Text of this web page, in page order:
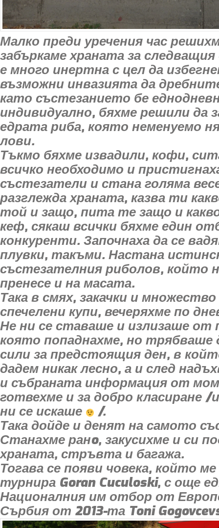
Малко преди уречения час
забъркаме храната за
е много инертна с цел да
възможни инвазията да
като състезанието бе
индивидуално, бяхме решили да
едрата риба, която неменуемо
лови.
Тъкмо бяхме извадили, кофи,
всичко необходимо и
състезатели и стана голяма
разглежда храната, казва ти
той и защо, пита те защо и
кеф, сякаш всички бяхме един
конкуренти. Започнаха да се
плувки, такъми. Настана
състезателния риболов, който
пренесе и на масата.
Така в смях, закачки и
спечелени купи, вечеряхме по
Не ни се ставаше и излизаше от
която попаднахме, но трябваше
сили за предстоящия ден, в
дадем никак лесно, а и след
и събраната информация от
готвехме и за добро класиране /
ни се искаше
/.
Така дойде и денят на самото
Станахме ранo, закусихме и си
храната, стръвта и багажа.
Тогава се появи човека, който
турнира Goran Cuculoski, с още
Националния им отбор от
Сърбия от 2013-та Toni